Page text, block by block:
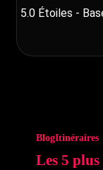
5.0Étoiles -
BlogItinéraires
Les 5